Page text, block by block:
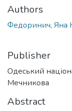
Authors
Федоринич, Яна
Publisher
Одеський
Мечникова
Abstract